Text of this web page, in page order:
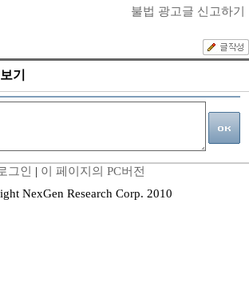
불법 광고글 신고하기
기
그인 | 이 페이지의 PC버전
NexGen Research Corp. 2010